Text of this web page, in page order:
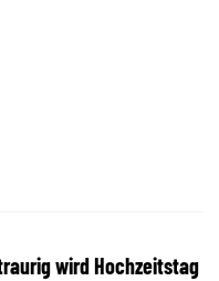
wird Hochzeitstag